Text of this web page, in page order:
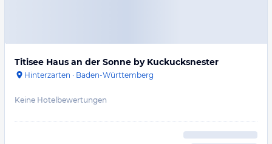
Titisee Haus an der Sonne by Kuckucksnester
Hinterzarten · Baden-Württemberg
Keine Hotelbewertungen